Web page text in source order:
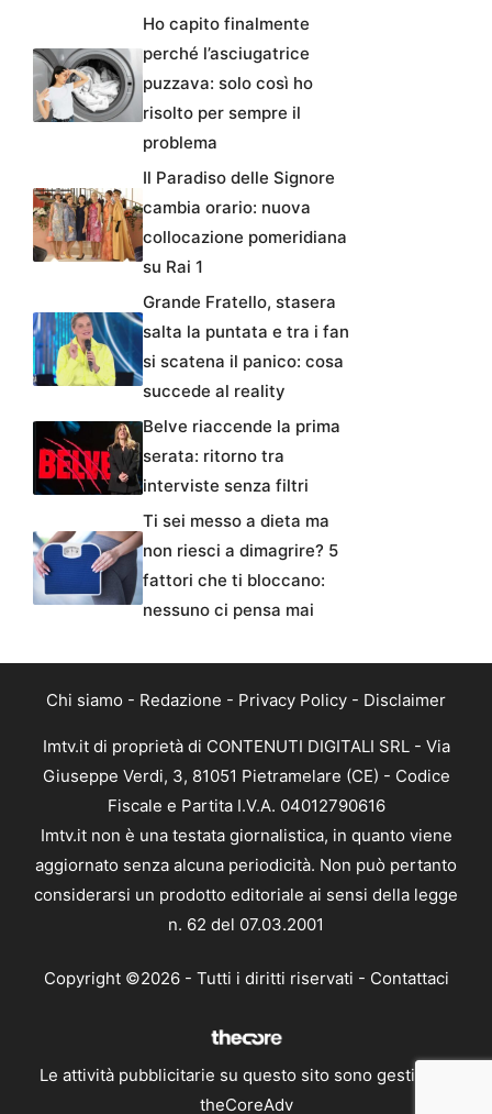
Ho capito finalmente
perché l’asciugatrice
puzzava: solo così ho
risolto per sempre il
problema
Il Paradiso delle Signore
cambia orario: nuova
collocazione pomeridiana
su Rai 1
Grande Fratello, stasera
salta la puntata e tra i fan
si scatena il panico: cosa
succede al reality
Belve riaccende la prima
serata: ritorno tra
interviste senza filtri
Ti sei messo a dieta ma
non riesci a dimagrire? 5
fattori che ti bloccano:
nessuno ci pensa mai
Chi siamo - Redazione - Privacy Policy - Disclaimer
Imtv.it di proprietà di CONTENUTI DIGITALI SRL - Via
Giuseppe Verdi, 3, 81051 Pietramelare (CE) - Codice
Fiscale e Partita I.V.A. 04012790616
Imtv.it non è una testata giornalistica, in quanto viene
aggiornato senza alcuna periodicità. Non può pertanto
considerarsi un prodotto editoriale ai sensi della legge
n. 62 del 07.03.2001
Copyright ©2026 - Tutti i diritti riservati - Contattaci
Le attività pubblicitarie su questo sito sono gestite da
theCoreAdv